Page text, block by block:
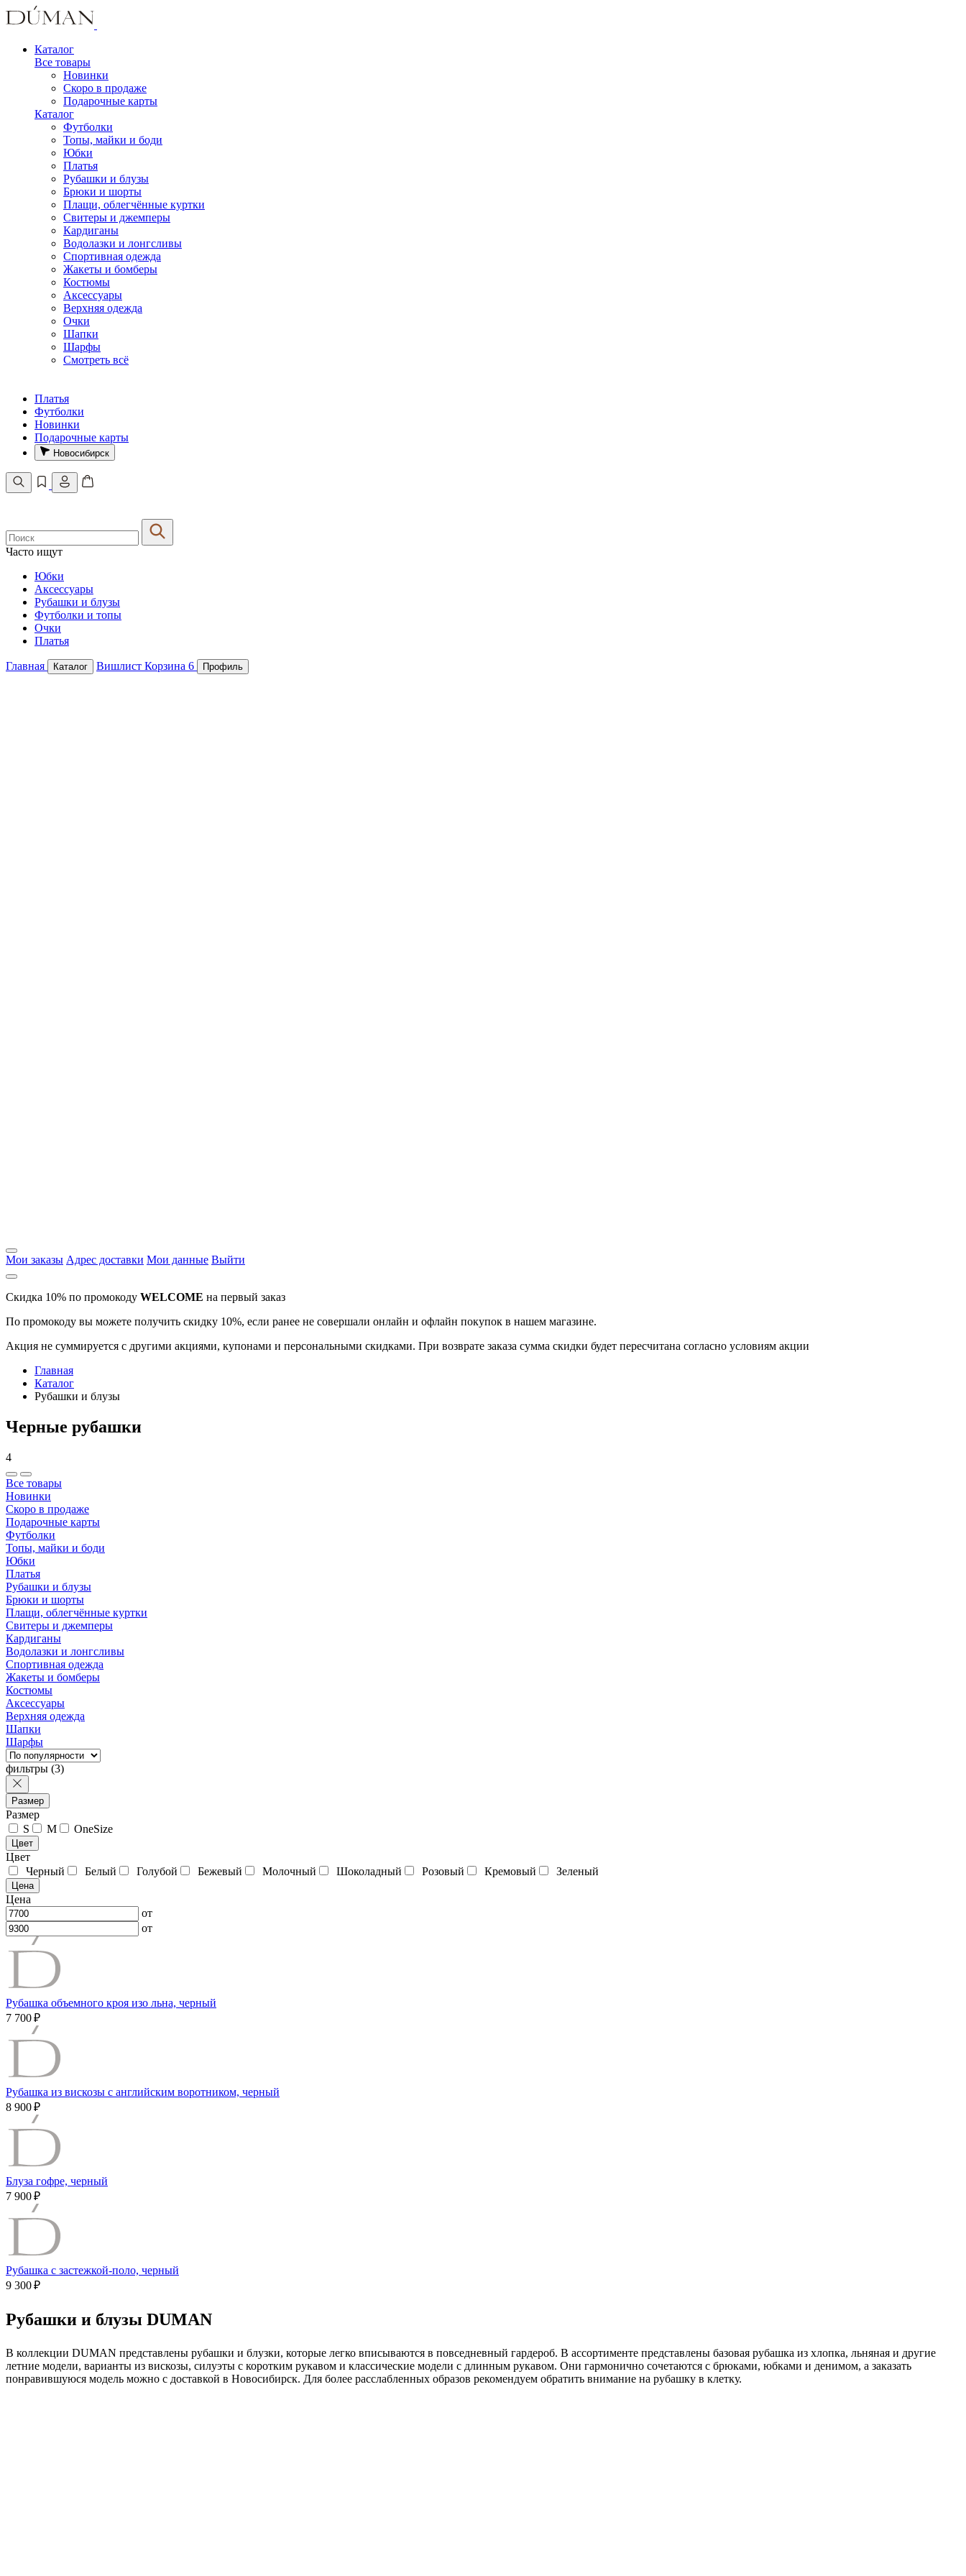
Каталог
Все товары
Новинки
Скоро в продаже
Подарочные карты
Каталог
Футболки
Топы, майки и боди
Юбки
Платья
Рубашки и блузы
Брюки и шорты
Плащи, облегчённые куртки
Свитеры и джемперы
Кардиганы
Водолазки и лонгсливы
Спортивная одежда
Жакеты и бомберы
Костюмы
Аксессуары
Верхняя одежда
Очки
Шапки
Шарфы
Смотреть всё
Платья
Футболки
Новинки
Подарочные карты
Новосибирск
Часто ищут
Юбки
Аксессуары
Рубашки и блузы
Футболки и топы
Очки
Платья
Главная Каталог Вишлист Корзина 6 Профиль
Мои заказы Адрес доставки Мои данные Выйти
Скидка 10% по промокоду WELCOME на первый заказ
По промокоду вы можете получить скидку 10%, если ранее не совершали онлайн и офлайн покупок в нашем магазине.
Акция не суммируется с другими акциями, купонами и персональными скидками. При возврате заказа сумма скидки будет пересчитана согласно условиям акции
Главная
Каталог
Рубашки и блузы
Черные рубашки
4
Все товары
Новинки
Скоро в продаже
Подарочные карты
Футболки
Топы, майки и боди
Юбки
Платья
Рубашки и блузы
Брюки и шорты
Плащи, облегчённые куртки
Свитеры и джемперы
Кардиганы
Водолазки и лонгсливы
Спортивная одежда
Жакеты и бомберы
Костюмы
Аксессуары
Верхняя одежда
Шапки
Шарфы
фильтры (3)
Размер
Размер
S
M OneSize
Цвет
Цвет
Черный
Белый Голубой Бежевый Молочный Шоколадный Розовый Кремовый Зеленый
Цена
Цена
от
от
Рубашка объемного кроя изо льна, черный
7 700 ₽
Рубашка из вискозы с английским воротником, черный
8 900 ₽
Блуза гофре, черный
7 900 ₽
Рубашка с застежкой-поло, черный
9 300 ₽
Рубашки и блузы DUMAN
В коллекции DUMAN представлены рубашки и блузки, которые легко вписываются в повседневный гардероб. В ассортименте представлены базовая рубашка из хлопка, льняная и другие
летние модели, варианты из вискозы, силуэты с коротким рукавом и классические модели с длинным рукавом. Они гармонично сочетаются с брюками, юбками и денимом, а заказать
понравившуюся модель можно с доставкой в Новосибирск. Для более расслабленных образов рекомендуем обратить внимание на рубашку в клетку.